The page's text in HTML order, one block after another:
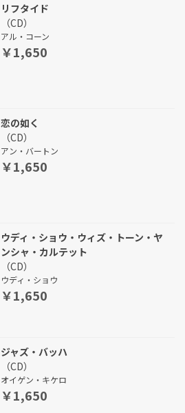
リフタイド
（CD）
アル・コーン
￥1,650
恋の如く
（CD）
アン・バートン
￥1,650
ウディ・ショウ・ウィズ・トーン・ヤ
ンシャ・カルテット
（CD）
ウディ・ショウ
￥1,650
ジャズ・バッハ
（CD）
オイゲン・キケロ
￥1,650